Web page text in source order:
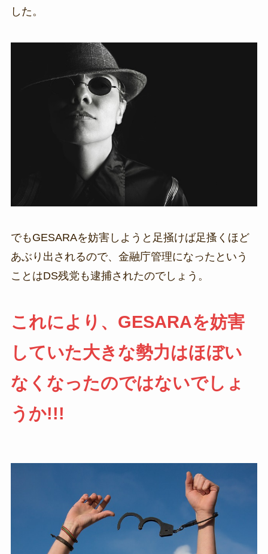
した。
でもGESARAを妨害しようと足掻けば足搔くほど
あぶり出されるので、金融庁管理になったという
ことはDS残党も逮捕されたのでしょう。
これにより、GESARAを妨害
していた大きな勢力はほぼい
なくなったのではないでしょ
うか!!!